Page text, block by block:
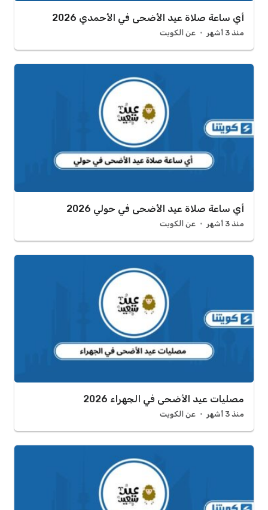
أي ساعة صلاة عيد الأضحى في الأحمدي 2026
منذ 3 أشهر عن الكويت
أي ساعة صلاة عيد الأضحى في حولي 2026
منذ 3 أشهر عن الكويت
مصليات عيد الأضحى في الجهراء 2026
منذ 3 أشهر عن الكويت